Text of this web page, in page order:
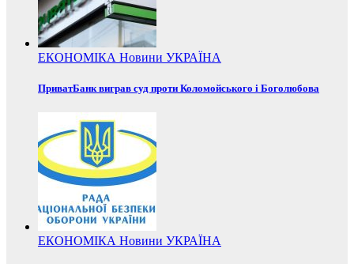
ЕКОНОМІКА Новини УКРАЇНА
ПриватБанк виграв суд проти Коломойського і Боголюбова
ЕКОНОМІКА Новини УКРАЇНА